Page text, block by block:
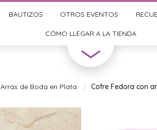
BAUTIZOS OTROS EVENTOS
CÓMO LLEGAR A LA TIENDA
Arras de Boda en Plata. Cofre Fedora con